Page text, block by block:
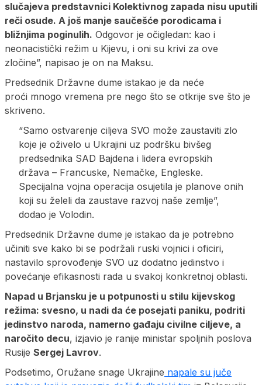
slučajeva predstavnici Kolektivnog zapada nisu uputili
reči osude. A još manje saučešće porodicama i
bližnjima poginulih. Odgovor je očigledan: kao i
neonacistički režim u Kijevu, i oni su krivi za ove
zločine”, napisao je on na Maksu.
Predsednik Državne dume istakao je da neće
proći mnogo vremena pre nego što se otkrije sve što je
skriveno.
“Samo ostvarenje ciljeva SVO može zaustaviti zlo
koje je oživelo u Ukrajini uz podršku bivšeg
predsednika SAD Bajdena i lidera evropskih
država – Francuske, Nemačke, Engleske.
Specijalna vojna operacija osujetila je planove onih
koji su želeli da zaustave razvoj naše zemlje”,
dodao je Volodin.
Predsednik Državne dume je istakao da je potrebno
učiniti sve kako bi se podržali ruski vojnici i oficiri,
nastavilo sprovođenje SVO uz dodatno jedinstvo i
povećanje efikasnosti rada u svakoj konkretnoj oblasti.
Napad u Brjansku je u potpunosti u stilu kijevskog
režima: svesno, u nadi da će posejati paniku, podriti
jedinstvo naroda, namerno gađaju civilne ciljeve, a
naročito decu, izjavio je ranije ministar spoljnih poslova
Rusije Sergej Lavrov.
Podsetimo, Oružane snage Ukrajine napale su juče